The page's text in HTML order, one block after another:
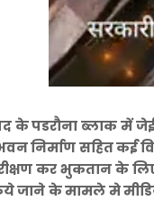
पडरौना ब्लाक में
निर्माण सहित कई
कर भुकतान के
जाने के मामले मे